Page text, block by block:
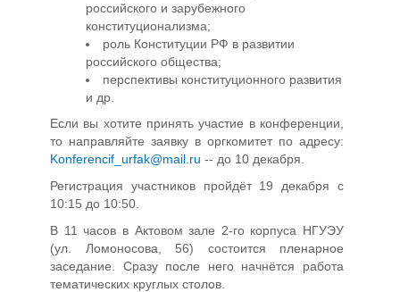
российского и зарубежного
конституционализма;
роль Конституции РФ в развитии
российского общества;
перспективы конституционного развития
и др.
Если вы хотите принять участие в конференции,
то направляйте заявку в оргкомитет по адресу:
Konferencif_urfak@mail.ru -- до 10 декабря.
Регистрация участников пройдёт 19 декабря с
10:15 до 10:50.
В 11 часов в Актовом зале 2-го корпуса НГУЭУ
(ул. Ломоносова, 56) состоится пленарное
заседание. Сразу после него начнётся работа
тематических круглых столов.